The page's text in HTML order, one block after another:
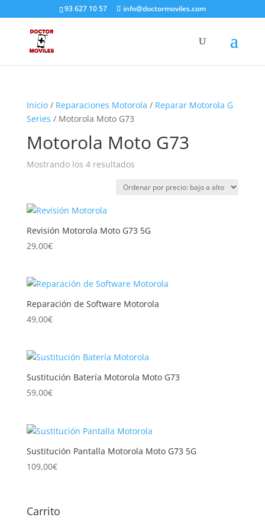
93 627 10 57 info@doctormoviles.com
Inicio/ Reparaciones Motorola / Reparar Motorola G
Series / Motorola Moto G73
Motorola Moto G73
Mostrando los 4 resultadosOrdenado
precio:
alto
Revisión Motorola Moto G73 5G
29,00€
Reparación de Software Motorola
49,00€
Sustitución Batería Motorola Moto G73
59,00€
Sustitución Pantalla Motorola Moto G73 5G
109,00€
Carrito